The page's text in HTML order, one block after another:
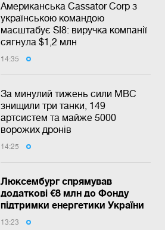
Американська Cassator Corp з
українською командою
масштабує SI8: виручка компанії
сягнула $1,2 млн
14:35
За минулий тижень сили МВС
знищили три танки, 149
артсистем та майже 5000
ворожих дронів
14:25
Люксембург спрямував
додаткові €8 млн до Фонду
підтримки енергетики України
13:23